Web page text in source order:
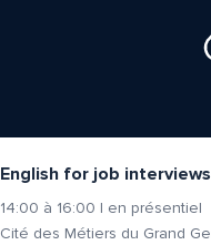
English for job interviews
14:00 à 16:00 | en présentiel